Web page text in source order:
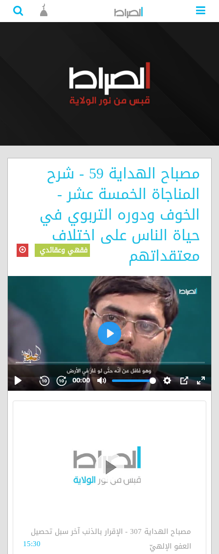
مصباح الهداية 59 - شرح
المناجاة الخمسة عشر -
الخوف ودوره التربوي في
حياة الناس على اختلاف
معتقداتهم فقهي وعقائدي
مصباح الهداية 307 - الإقرار بالذنب آخر سبل تحصيل
العفو الإلهيّ
15:30